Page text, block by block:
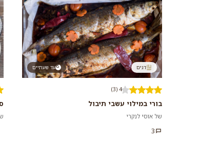
עד שעתיים דגים
4 (3)
בורי במילוי עשבי תיבול
של אוסי לנקרי
3